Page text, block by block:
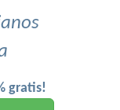
gratis!